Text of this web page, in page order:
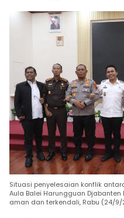
Situasi penyelesaian konflik
Aula Balei Harungguan Djabanten
aman dan terkendali, Rabu (24/9/